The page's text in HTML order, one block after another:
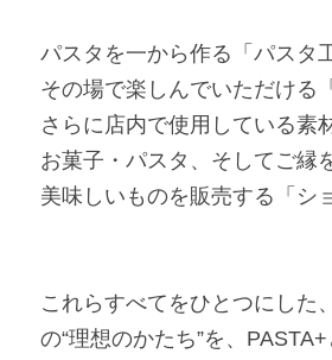
パスタを一から作る「パスタ
その場で楽しんでいただける
さらに店内で使用している素
お菓子・パスタ、そしてご縁
美味しいものを販売する「シ
これらすべてをひとつにした
の“理想のかたち”を、